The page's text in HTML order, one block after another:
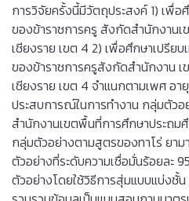
การวิจัยครั้งนี้มีวัตถุประสงค์ 1) เพื่
ของข้าราชการครู สังกัดสำนักงาน
เชียงราย เขต 4 2) เพื่อศึกษาเปรี
ของข้าราชการครูสังกัดสำนักงาน
เชียงราย เขต 4 จำแนกตามเพศ อา
ประสบการณ์ในการทำงาน กลุ่มตัว
สำนักงานเขตพื้นที่การศึกษาประถม
กลุ่มตัวอย่างตามสูตรของทาโร่ ยาม
ตัวอย่างที่ระดับความเชื่อมั่นร้อยละ
ตัวอย่างโดยใช้วิธีการสุ่มแบบแบ่งชั้น